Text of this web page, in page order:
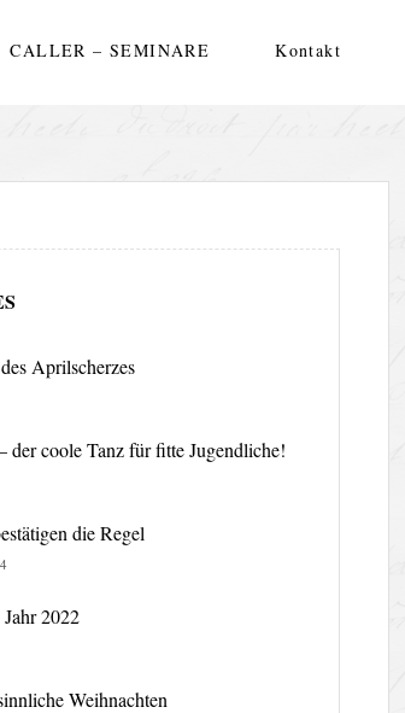
CALLER – SEMINARE Kontakt
Aprilscherzes
der coole Tanz für fitte Jugendliche!
die Regel
2022
Weihnachten